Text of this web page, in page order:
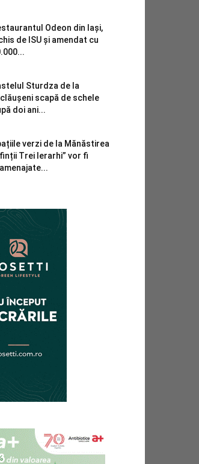
Odeon din Iași,
de ISU și amendat cu
Sturdza de la
scapă de schele
doi ani...
verzi de la Mănăstirea
Trei Ierarhi” vor fi